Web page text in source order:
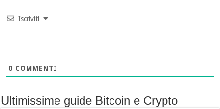
Iscriviti
0 COMMENTI
Ultimissime guide Bitcoin e Crypto